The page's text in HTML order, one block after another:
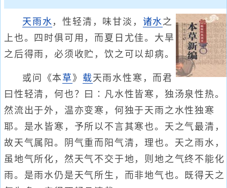
天雨水 ，性轻清，味甘淡， 诸水之
上也。四时俱可用，而夏日尤佳。大旱
之后得雨，必须收贮，饮之可以却病。
或问《本草 》 载天雨水性寒，而君
曰性轻清，何也？曰∶凡水性皆寒，独汤泉性热。
然流出于外，温亦变寒，何独于天雨之水性独寒
耶。是水皆寒，予所以不言其寒也。天之气最清，
故天气属阳。阴气重而阳气清，理也。天之雨水，
虽地气所化，然天气不交于地，则地之气终不能化
雨。是雨水仍是天气所生，而非地气也。既得天之